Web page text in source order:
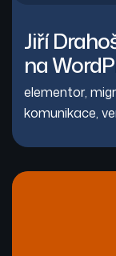
Jiří
na
elementor,
komunikace,